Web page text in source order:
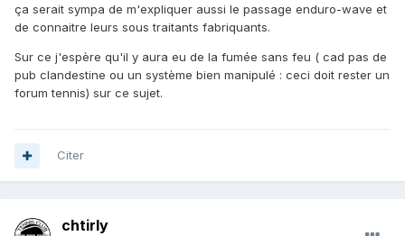
ça serait sympa de m'expliquer aussi le passage enduro-wave et
de connaitre leurs sous traitants fabriquants.
Sur ce j'espère qu'il y aura eu de la fumée sans feu ( cad pas de
pub clandestine ou un système bien manipulé : ceci doit rester un
forum tennis) sur ce sujet.
Citer
chtirly